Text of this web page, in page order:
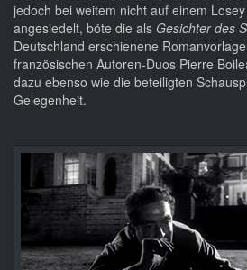
jedoch bei weitem nicht auf einem
angesiedelt, böte die als Gesichter des
Deutschland erschienene
französischen Autoren-Duos Pierre
dazu ebenso wie die beteiligten
Gelegenheit.